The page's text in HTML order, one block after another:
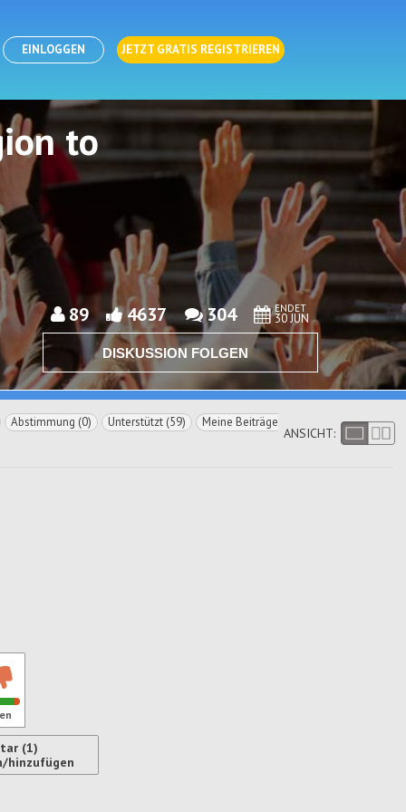
EINLOGGEN JETZT GRATIS REGISTRIEREN
to
89 4637 304 ENDET
30 JUN
DISKUSSION FOLGEN
Abstimmung (0) Unterstützt (59)
Meine Beiträge
ANSICHT:
(1)
hinzufügen